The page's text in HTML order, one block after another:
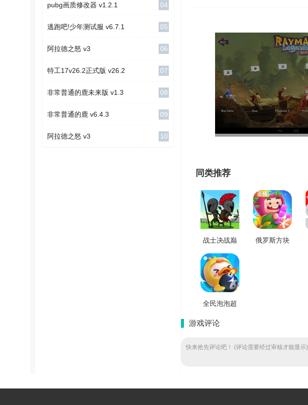
pubg画质修改器 v1.2.1 04
逃跑吧!少年测试服 v6.7.1 05
阿拉德之怒 v3 06
特工17v26.2正式版 v26.2 07
非常普通的鹿未来版 v1.3 08
非常普通的鹿 v6.4.3 09
阿拉德之怒 v3 10
同类推荐
战士决战巅
峰游戏官方
版 V1.0.2
俄罗斯方块
全民泡泡超
V2.14.1
游戏评论
快来抢先评论吧！ (评论需要经过审核才能显示)